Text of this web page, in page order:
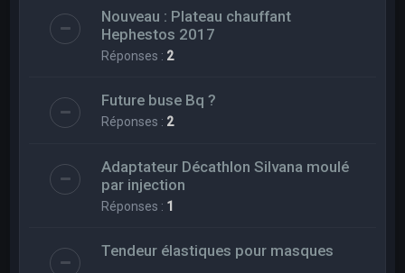
Nouveau : Plateau chauffant
Hephestos 2017
Réponses : 2
Future buse Bq ?
Réponses : 2
Adaptateur Décathlon Silvana moulé
par injection
Réponses : 1
Tendeur élastiques pour masques